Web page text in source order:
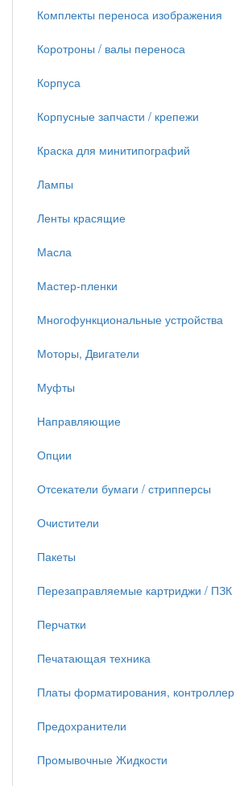
Комплекты переноса изображения
Коротроны / валы переноса
Корпуса
Корпусные запчасти / крепежи
Краска для минитипографий
Лампы
Ленты красящие
Масла
Мастер-пленки
Многофункциональные устройства
Моторы, Двигатели
Муфты
Направляющие
Опции
Отсекатели бумаги / стрипперсы
Очистители
Пакеты
Перезаправляемые картриджи / ПЗК
Перчатки
Печатающая техника
Платы форматирования, контроллер
Предохранители
Промывочные Жидкости